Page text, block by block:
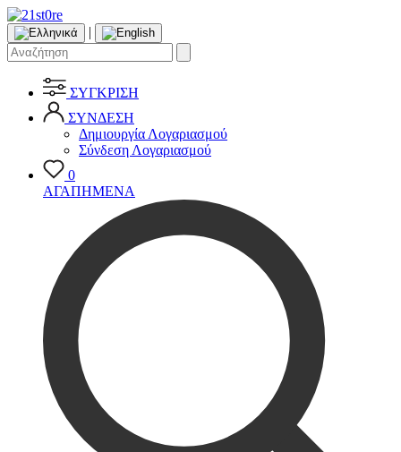
|
ΣΥΓΚΡΙΣΗ
ΣΥΝΔΕΣΗ
Δημιουργία Λογαριασμού
Σύνδεση Λογαριασμού
0
ΑΓΑΠΗΜΕΝΑ